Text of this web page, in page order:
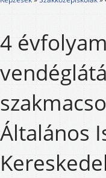
4
Általános